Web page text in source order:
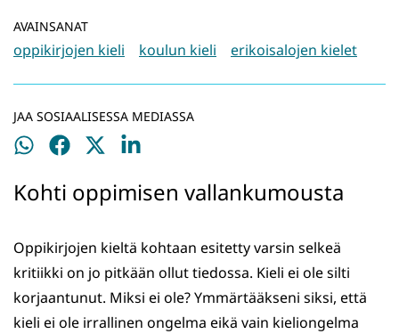
AVAINSANAT
oppikirjojen kieli koulun kieli erikoisalojen kielet
JAA SOSIAALISESSA MEDIASSA
Jaa
Jaa
Jaa
Jaa
Kohti oppimisen vallankumousta
Oppikirjojen kieltä kohtaan esitetty varsin selkeä
kritiikki on jo pitkään ollut tiedossa. Kieli ei ole silti
korjaantunut. Miksi ei ole? Ymmärtääkseni siksi, että
kieli ei ole irrallinen ongelma eikä vain kieliongelma